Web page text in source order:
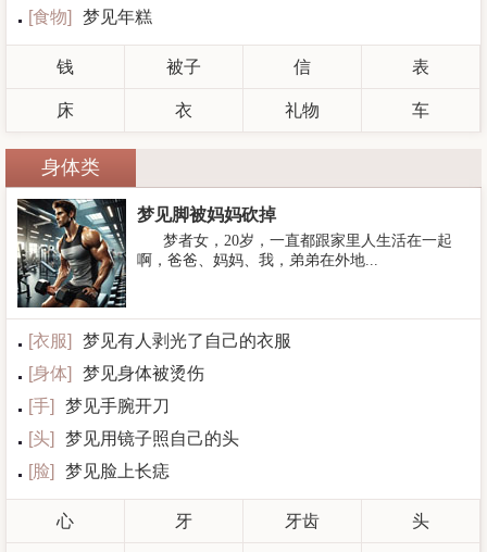
[食物] 梦见年糕
钱 被子 信 表
床 衣 礼物 车
身体类
梦见脚被妈妈砍掉
梦者女，20岁，一直都跟家里人生活在一起
啊，爸爸、妈妈、我，弟弟在外地...
[衣服]
梦见有人剥光了自己的衣服
[身体]
梦见身体被烫伤
[手]
梦见手腕开刀
[头]
梦见用镜子照自己的头
[脸] 梦见脸上长痣
心 牙 牙齿 头